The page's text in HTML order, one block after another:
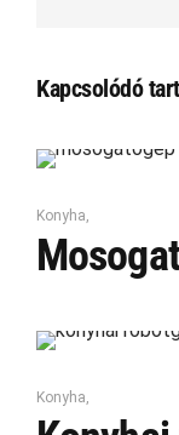
Kapcsolódó
Konyha,
Konyha,